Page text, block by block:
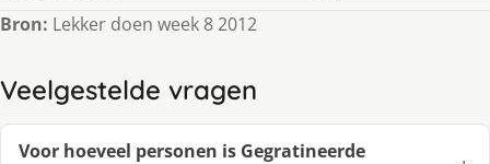
Bron: Lekker doen week 8 2012
Veelgestelde vragen
Voor hoeveel personen is Gegratineerde